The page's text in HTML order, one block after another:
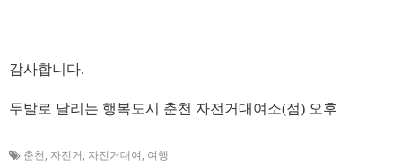
감사합니다.
두발로 달리는 행복도시 춘천 자전거대여소(점) 오후
춘천 , 자전거 , 자전거대여 , 여행